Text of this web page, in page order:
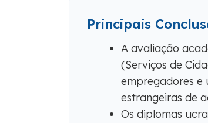
Principais
A avaliação
(Serviços de
empregadores e
estrangeiras de
Os diplomas